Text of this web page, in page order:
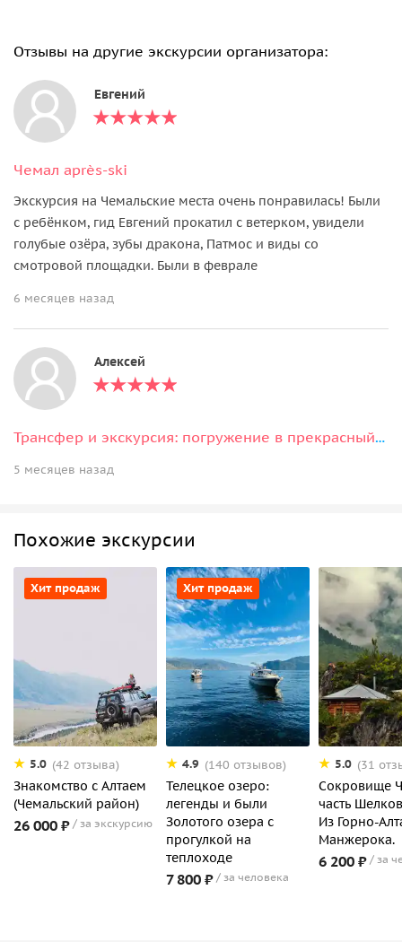
Отзывы на другие экскурсии организатора:
Евгений
Чемал après-ski
Экскурсия на Чемальские места очень понравилась! Были
с ребёнком, гид Евгений прокатил с ветерком, увидели
голубые озёра, зубы дракона, Патмос и виды со
смотровой площадки. Были в феврале
6 месяцев назад
Алексей
Трансфер и экскурсия: погружение в прекрасный Горный Алтай
5 месяцев назад
Похожие экскурсии
Хит продаж
5.0 (42 отзыва)
Знакомство с Алтаем
(Чемальский район)
26 000 ₽ за экскурсию
Хит продаж
4.9 (140 отзывов)
Телецкое озеро:
легенды и были
Золотого озера с
прогулкой на
теплоходе
7 800 ₽ за человека
5.0 (31
Сокровище
часть
Из Горно-
Манжерока.
6 200 ₽ за